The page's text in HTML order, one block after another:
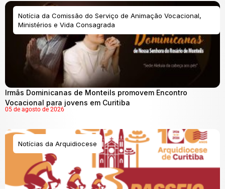
Notícia da Comissão do Serviço de Animação Vocacional,
Ministérios e Vida Consagrada
Irmãs Dominicanas de Monteils promovem Encontro
Vocacional para jovens em Curitiba
05 de agosto de 2026
Notícias da Arquidiocese